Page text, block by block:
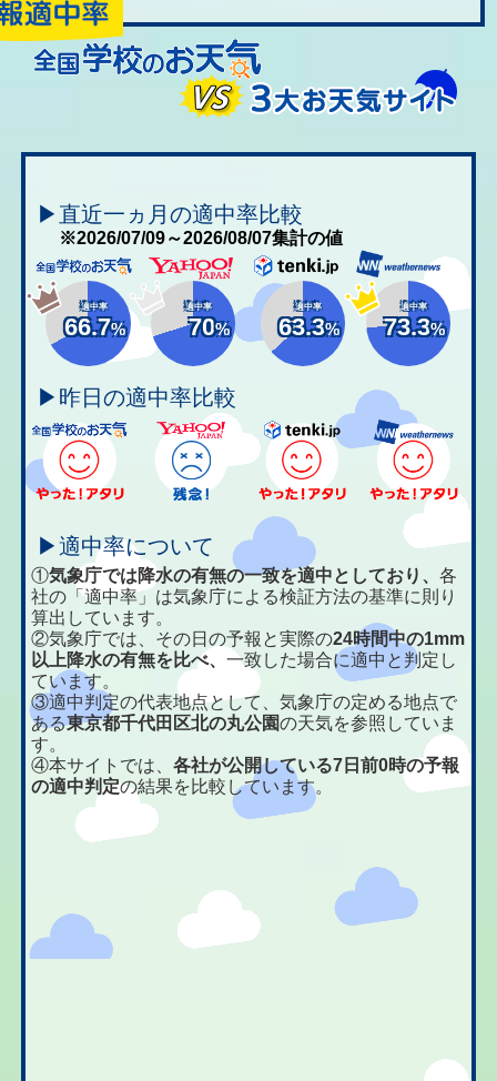
▶直近一ヵ月の適中率比較
※2026/07/09～2026/08/07集計の値
適中率
66.7%
適中率
70%
適中率
63.3%
適中率
73.3%
▶昨日の適中率比較
▶適中率について
①気象庁では降水の有無の一致を適中としており、各
社の「適中率」は気象庁による検証方法の基準に則り
算出しています。
②気象庁では、その日の予報と実際の24時間中の1mm
以上降水の有無を比べ、一致した場合に適中と判定し
ています。
③適中判定の代表地点として、気象庁の定める地点で
ある東京都千代田区北の丸公園の天気を参照していま
す。
④本サイトでは、各社が公開している7日前0時の予報
の適中判定の結果を比較しています。